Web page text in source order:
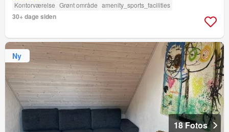
Kontorværelse Grønt område amenity_sports_facilities
30+ dage siden
Ny
18 Fotos